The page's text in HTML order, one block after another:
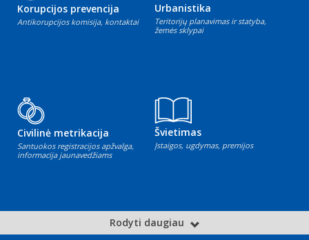
Korupcijos prevencija
Antikorupcijos komisija, kontaktai
Urbanistika
Teritorijų planavimas ir statyba,
žemės sklypai
Civilinė metrikacija
Santuokos registracijos apžvalga,
informacija jaunavedžiams
Švietimas
Įstaigos, ugdymas, premijos
Rodyti daugiau